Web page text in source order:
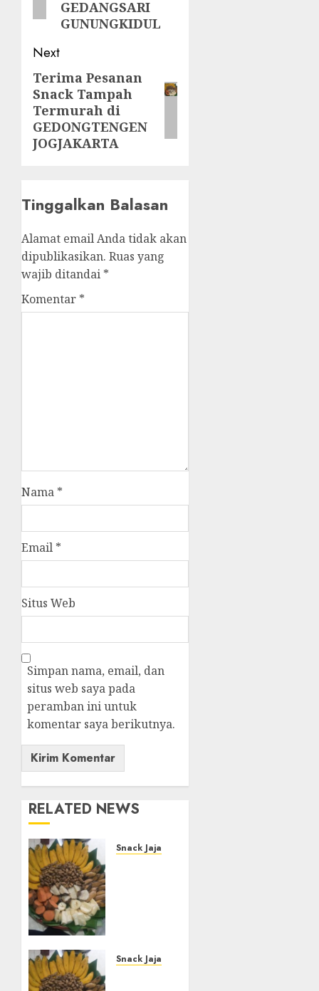
GEDANGSARI
GUNUNGKIDUL
Next
Next
post:
Terima Pesanan
Snack Tampah
Termurah di
GEDONGTENGEN
JOGJAKARTA
Tinggalkan Balasan
Alamat email Anda tidak akan
dipublikasikan. Ruas yang
wajib ditandai *
Komentar *
Nama *
Email *
Situs Web
Simpan nama, email, dan
situs web saya pada
peramban ini untuk
komentar saya berikutnya.
RELATED NEWS
Snack Jajanan Pasar
BANGUNTAPAN
Snack Jajanan Pasar